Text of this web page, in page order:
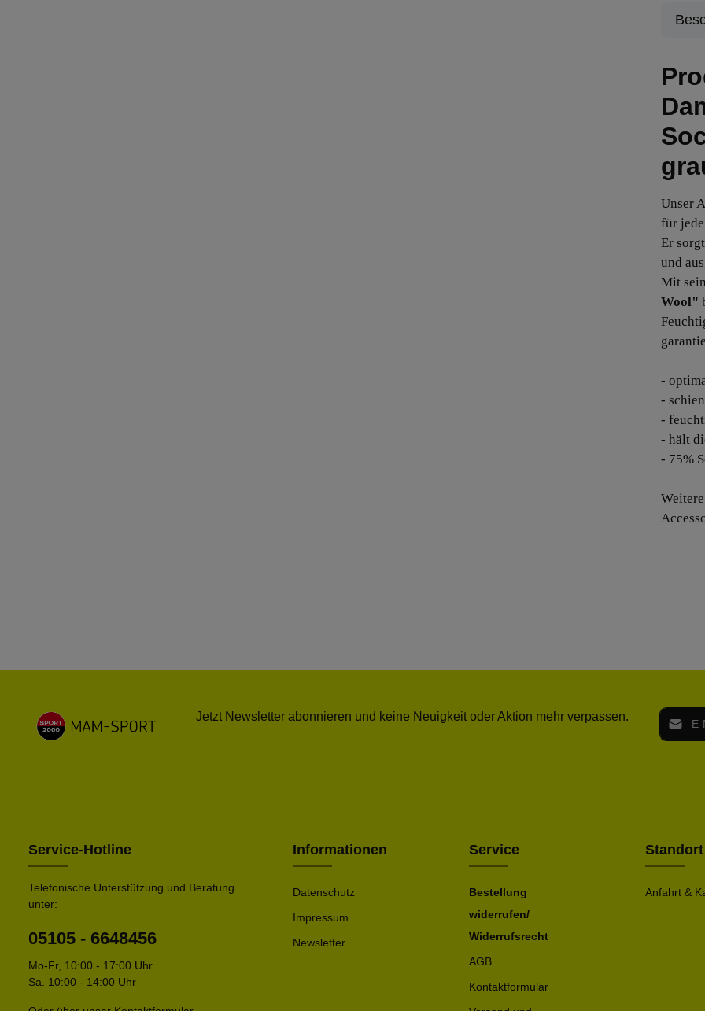
Unser
für
Er
und
Mit
Wool"
-
-
-
- hält
- 75%
Weitere
Jetzt Newsletter abonnieren und keine Neuigkeit oder Aktion mehr verpassen. E-Mail-
Service-Hotline
Telefonische Unterstützung und Beratung
unter:
05105 - 6648456
Mo-Fr, 10:00 - 17:00 Uhr
Sa. 10:00 - 14:00 Uhr
Informationen
Datenschutz
Impressum
Newsletter
Service
Bestellung
widerrufen/
Widerrufsrecht
AGB
Kontaktformular
Standort
Anfahrt &